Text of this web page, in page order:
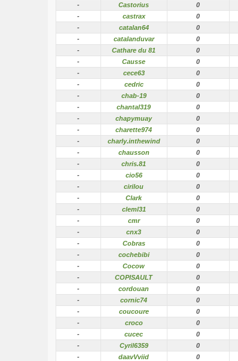
-
Castorius 0
-
castrax 0
-
catalan64 0
-
catalanduvar 0
-
Cathare du 81 0
-
Causse 0
-
cece63 0
-
cedric 0
-
chab-19 0
-
chantal319 0
-
chapymuay 0
-
charette974 0
-
charly.inthewind 0
-
chausson 0
-
chris.81 0
-
cio56 0
-
cirilou 0
-
Clark 0
-
cleml31 0
-
cmr 0
-
cnx3 0
-
Cobras 0
-
cochebibi 0
-
Cocow 0
-
COPISAULT 0
-
cordouan 0
-
cornic74 0
-
coucoure 0
-
croco 0
-
cucec 0
-
Cyril6359 0
-
daavVviid 0